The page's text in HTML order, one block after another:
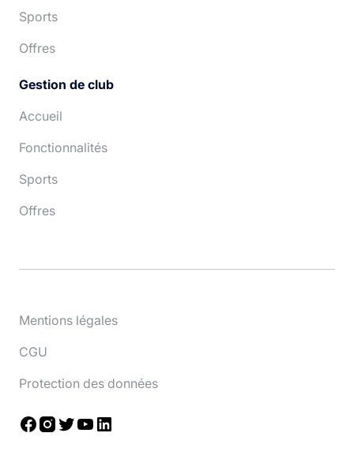
Sports
Offres
Gestion de club
Accueil
Fonctionnalités
Sports
Offres
Mentions légales
CGU
Protection des données
Facebook
Instagram
TwitterYouTube